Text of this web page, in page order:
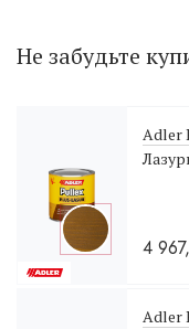
Не забудьте
Adler
4
Adler